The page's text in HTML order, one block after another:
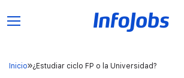
Inicio ¿Estudiar ciclo FP o la Universidad?